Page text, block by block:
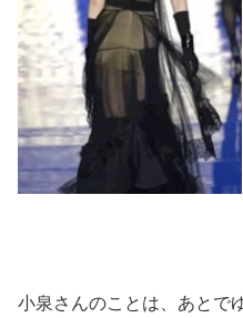
小泉さんのことは、あとで